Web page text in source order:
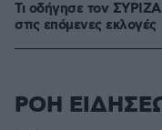
Τι οδήγησε τον
στις επόμενες εκλογές
ΡΟΗ